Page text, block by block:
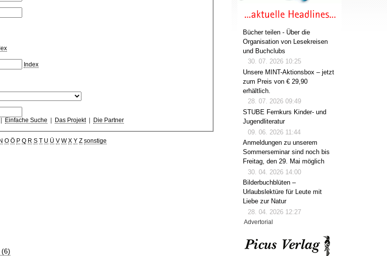
Index
Einfache Suche Das Projekt| Die Partner
N O Ö P Q R S U Ü V W X Y Z sonstige
(6)
Bücher teilen - Über die
Organisation von Lesekreisen
und Buchclubs
30. 07. 2026 10:25
Unsere MINT-Aktionsbox – jetzt
zum Preis von € 29,90
erhältlich.
28. 07. 2026 09:49
STUBE Fernkurs Kinder- und
Jugendliteratur
09. 06. 2026 11:44
Anmeldungen zu unserem
Sommerseminar sind noch bis
Freitag, den 29. Mai möglich
30. 04. 2026 14:00
Bilderbuchblüten –
Urlaubslektüre für Leute mit
Liebe zur Natur
28. 04. 2026 12:27
Advertorial